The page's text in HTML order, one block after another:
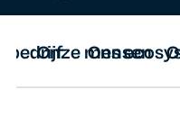
bedrijfOnze mensen
Ons